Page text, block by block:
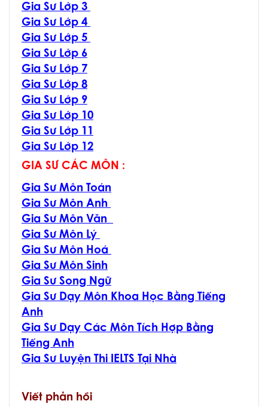
Gia Sư Lớp 3
Gia Sư Lớp 4
Gia Sư Lớp 5
Gia Sư Lớp 6
Gia Sư Lớp 7
Gia Sư Lớp 8
Gia Sư Lớp 9
Gia Sư Lớp 10
Gia Sư Lớp 11
Gia Sư Lớp 12
GIA SƯ CÁC MÔN :
Gia Sư Môn Toán
Gia Sư Môn Anh
Gia Sư Môn Văn
Gia Sư Môn Lý
Gia Sư Môn Hoá
Gia Sư Môn Sinh
Gia Sư Song Ngữ
Gia Sư Dạy Môn Khoa Học Bằng Tiếng
Anh
Gia Sư Dạy Các Môn Tích Hợp Bằng
Tiếng Anh
Gia Sư Luyện Thi IELTS Tại Nhà
Viết phản hồi